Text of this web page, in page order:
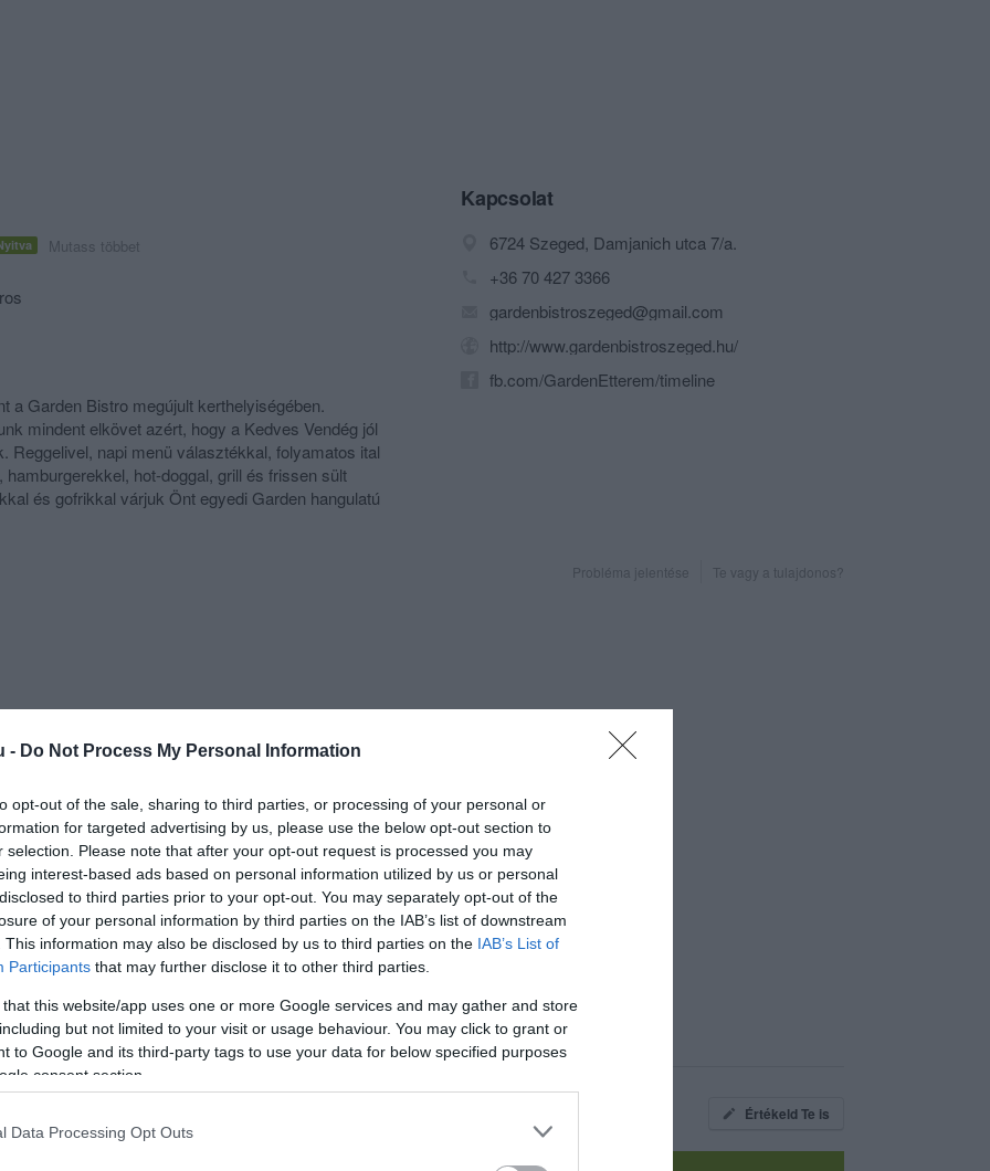
- Do Not Process My Personal Information
opt-out of the sale, sharing to third parties, or processing of your personal or
for targeted advertising by us, please use the below opt-out section to
selection. Please note that after your opt-out request is processed you may
interest-based ads based on personal information utilized by us or personal
to third parties prior to your opt-out. You may separately opt-out of the
of your personal information by third parties on the IAB’s list of downstream
This information may also be disclosed by us to third parties on the IAB’s List of
Participants that may further disclose it to other third parties.
that this website/app uses one or more Google services and may gather and store
but not limited to your visit or usage behaviour. You may click to grant or
to Google and its third-party tags to use your data for below specified purposes
consent section.
Data Processing Opt Outs
Mutass többet
a Garden Bistro megújult kerthelyiségében.
mindent elkövet azért, hogy a Kedves Vendég jól
Reggelivel, napi menü választékkal, folyamatos ital
hot-doggal, grill és frissen sült
és gofrikkal várjuk Önt egyedi Garden hangulatú
ahol óriás kivetítőn nézheti akár az aktuális
Kapcsolat
6724 Szeged, Damjanich utca 7/a.
+36 70 427 3366
gardenbistroszeged@gmail.com
http://www.gardenbistroszeged.hu/
fb.com/GardenEtterem/timeline
Probléma jelentése Te vagy a tulajdonos?
Értékeld Te is